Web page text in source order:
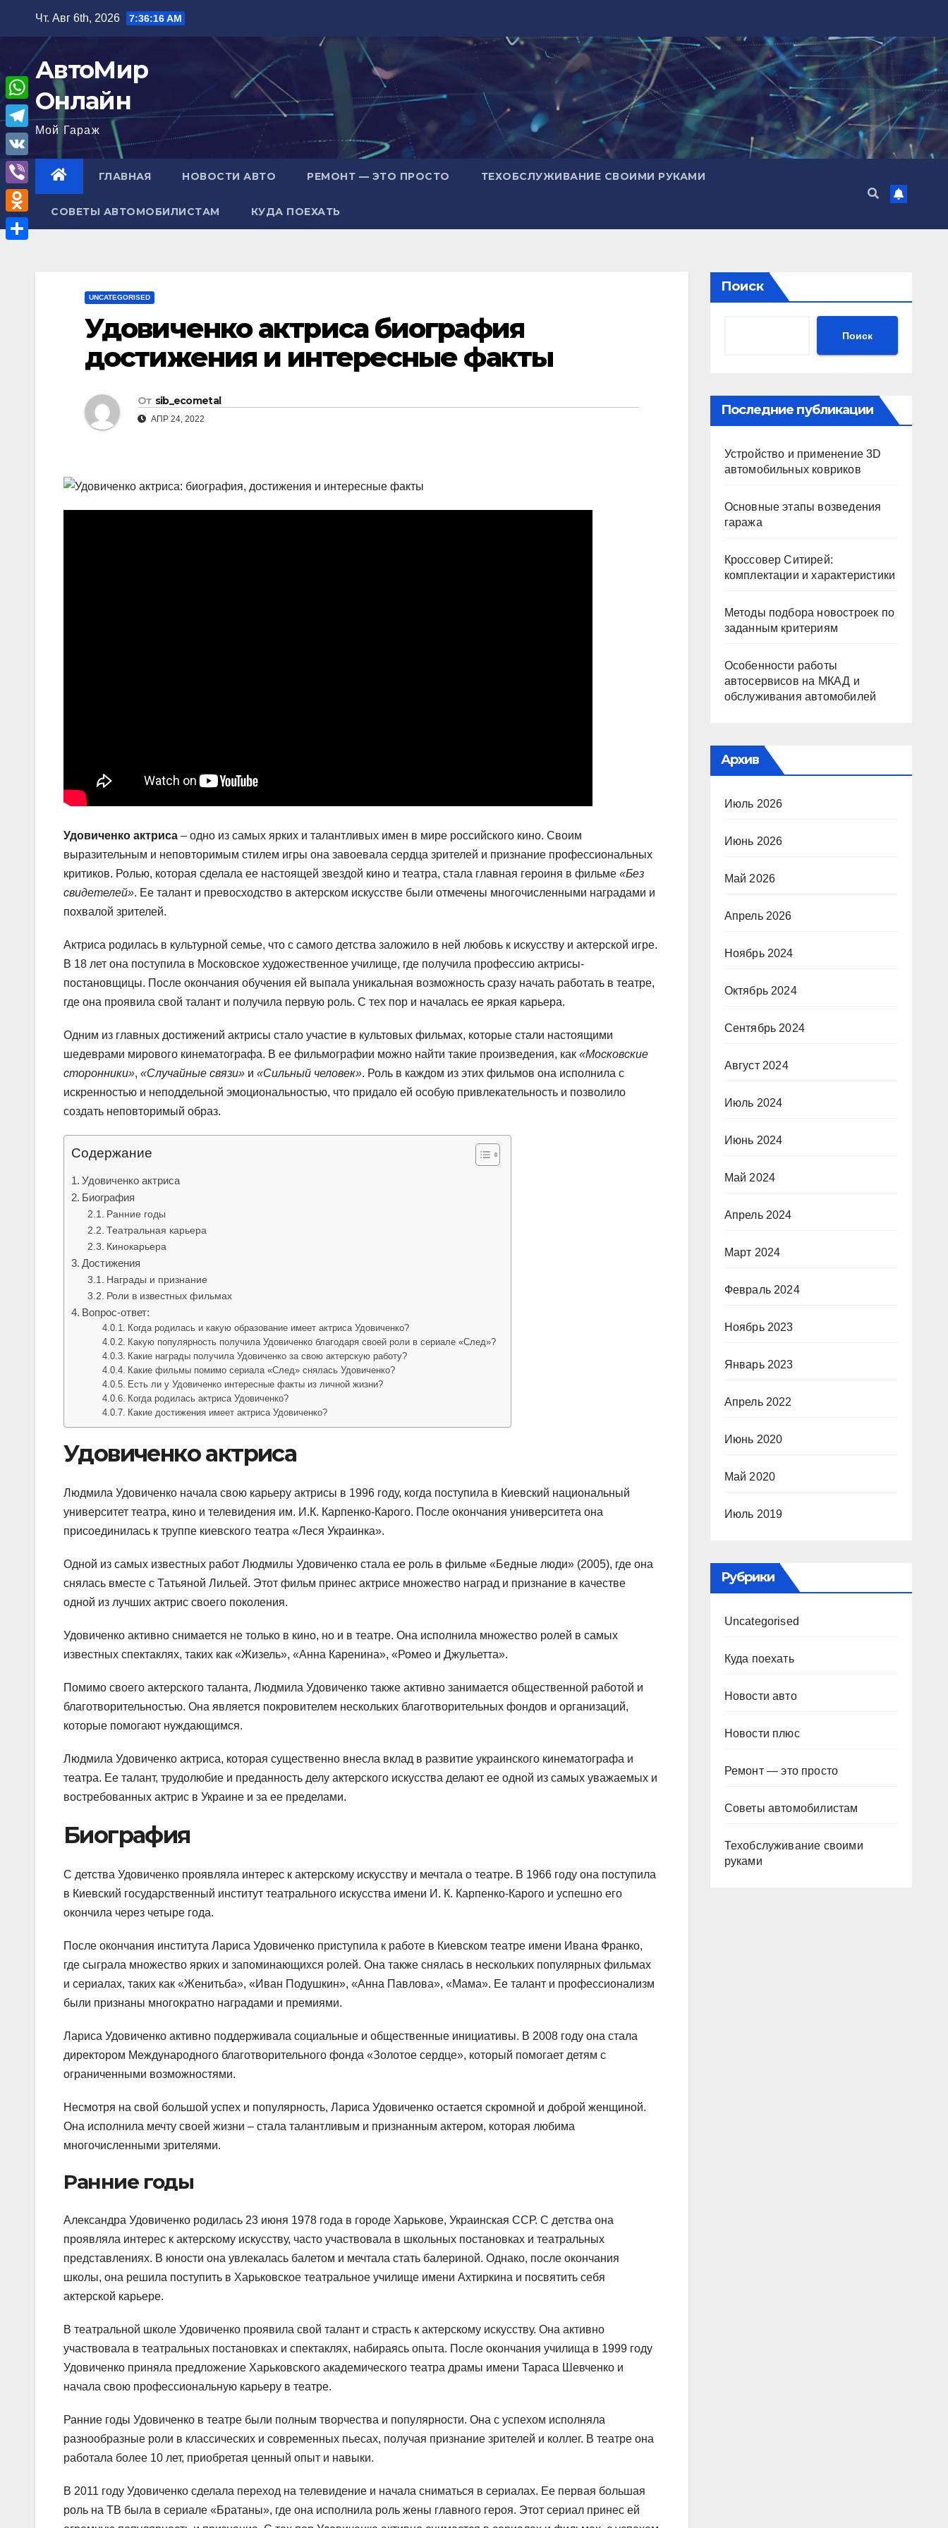
содержимому
Чт. Авг 6th, 2026 7:36:17 AM
АвтоМир
Онлайн
Мой Гараж
ГЛАВНАЯ НОВОСТИ АВТО РЕМОНТ — ЭТО ПРОСТО ТЕХОБСЛУЖИВАНИЕ СВОИМИ РУКАМИ
СОВЕТЫ АВТОМОБИЛИСТАМ КУДА ПОЕХАТЬ
UNCATEGORISED
Удовиченко актриса биография
достижения и интересные факты
От sib_ecometal
АПР 24, 2022
Удовиченко актриса – одно из самых ярких и талантливых имен в мире российского кино. Своим
выразительным и неповторимым стилем игры она завоевала сердца зрителей и признание профессиональных
критиков. Ролью, которая сделала ее настоящей звездой кино и театра, стала главная героиня в фильме «Без
свидетелей». Ее талант и превосходство в актерском искусстве были отмечены многочисленными наградами и
похвалой зрителей.
Актриса родилась в культурной семье, что с самого детства заложило в ней любовь к искусству и актерской игре.
В 18 лет она поступила в Московское художественное училище, где получила профессию актрисы-
постановщицы. После окончания обучения ей выпала уникальная возможность сразу начать работать в театре,
где она проявила свой талант и получила первую роль. С тех пор и началась ее яркая карьера.
Одним из главных достижений актрисы стало участие в культовых фильмах, которые стали настоящими
шедеврами мирового кинематографа. В ее фильмографии можно найти такие произведения, как «Московские
сторонники», «Случайные связи» и «Сильный человек». Роль в каждом из этих фильмов она исполнила с
искренностью и неподдельной эмоциональностью, что придало ей особую привлекательность и позволило
создать неповторимый образ.
Содержание
Удовиченко актриса
Биография
Ранние годы
Театральная карьера
Кинокарьера
Достижения
Награды и признание
Роли в известных фильмах
Вопрос-ответ:
Когда родилась и какую образование имеет актриса Удовиченко?
Какую популярность получила Удовиченко благодаря своей роли в сериале «След»?
Какие награды получила Удовиченко за свою актерскую работу?
Какие фильмы помимо сериала «След» снялась Удовиченко?
Есть ли у Удовиченко интересные факты из личной жизни?
Когда родилась актриса Удовиченко?
Какие достижения имеет актриса Удовиченко?
Удовиченко актриса
Людмила Удовиченко начала свою карьеру актрисы в 1996 году, когда поступила в Киевский национальный
университет театра, кино и телевидения им. И.К. Карпенко-Карого. После окончания университета она
присоединилась к труппе киевского театра «Леся Украинка».
Одной из самых известных работ Людмилы Удовиченко стала ее роль в фильме «Бедные люди» (2005), где она
снялась вместе с Татьяной Лильей. Этот фильм принес актрисе множество наград и признание в качестве
одной из лучших актрис своего поколения.
Удовиченко активно снимается не только в кино, но и в театре. Она исполнила множество ролей в самых
известных спектаклях, таких как «Жизель», «Анна Каренина», «Ромео и Джульетта».
Помимо своего актерского таланта, Людмила Удовиченко также активно занимается общественной работой и
благотворительностью. Она является покровителем нескольких благотворительных фондов и организаций,
которые помогают нуждающимся.
Людмила Удовиченко актриса, которая существенно внесла вклад в развитие украинского кинематографа и
театра. Ее талант, трудолюбие и преданность делу актерского искусства делают ее одной из самых уважаемых и
востребованных актрис в Украине и за ее пределами.
Биография
С детства Удовиченко проявляла интерес к актерскому искусству и мечтала о театре. В 1966 году она поступила
в Киевский государственный институт театрального искусства имени И. К. Карпенко-Карого и успешно его
окончила через четыре года.
После окончания института Лариса Удовиченко приступила к работе в Киевском театре имени Ивана Франко,
где сыграла множество ярких и запоминающихся ролей. Она также снялась в нескольких популярных фильмах
и сериалах, таких как «Женитьба», «Иван Подушкин», «Анна Павлова», «Мама». Ее талант и профессионализм
были признаны многократно наградами и премиями.
Лариса Удовиченко активно поддерживала социальные и общественные инициативы. В 2008 году она стала
директором Международного благотворительного фонда «Золотое сердце», который помогает детям с
ограниченными возможностями.
Несмотря на свой большой успех и популярность, Лариса Удовиченко остается скромной и доброй женщиной.
Она исполнила мечту своей жизни – стала талантливым и признанным актером, которая любима
многочисленными зрителями.
Ранние годы
Александра Удовиченко родилась 23 июня 1978 года в городе Харькове, Украинская ССР. С детства она
проявляла интерес к актерскому искусству, часто участвовала в школьных постановках и театральных
представлениях. В юности она увлекалась балетом и мечтала стать балериной. Однако, после окончания
школы, она решила поступить в Харьковское театральное училище имени Ахтиркина и посвятить себя
актерской карьере.
В театральной школе Удовиченко проявила свой талант и страсть к актерскому искусству. Она активно
участвовала в театральных постановках и спектаклях, набираясь опыта. После окончания училища в 1999 году
Удовиченко приняла предложение Харьковского академического театра драмы имени Тараса Шевченко и
начала свою профессиональную карьеру в театре.
Ранние годы Удовиченко в театре были полным творчества и популярности. Она с успехом исполняла
разнообразные роли в классических и современных пьесах, получая признание зрителей и коллег. В театре она
работала более 10 лет, приобретая ценный опыт и навыки.
В 2011 году Удовиченко сделала переход на телевидение и начала сниматься в сериалах. Ее первая большая
роль на ТВ была в сериале «Братаны», где она исполнила роль жены главного героя. Этот сериал принес ей
Поиск
Поиск
Последние публикации
Устройство и применение 3D
автомобильных ковриков
Основные этапы возведения
гаража
Кроссовер Ситирей:
комплектации и характеристики
Методы подбора новостроек по
заданным критериям
Особенности работы
автосервисов на МКАД и
обслуживания автомобилей
Архив
Июль 2026
Июнь 2026
Май 2026
Апрель 2026
Ноябрь 2024
Октябрь 2024
Сентябрь 2024
Август 2024
Июль 2024
Июнь 2024
Май 2024
Апрель 2024
Март 2024
Февраль 2024
Ноябрь 2023
Январь 2023
Апрель 2022
Июнь 2020
Май 2020
Июль 2019
Рубрики
Uncategorised
Куда поехать
Новости авто
Новости плюс
Ремонт — это просто
Советы автомобилистам
Техобслуживание своими
руками
W
h
a
A
T
e
l
e
g
V
K
V
i
b
O